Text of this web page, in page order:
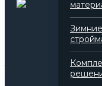
Зимние
Rockwool
Фасад Баттс
Экстра
Базальтовая
Все характеристики